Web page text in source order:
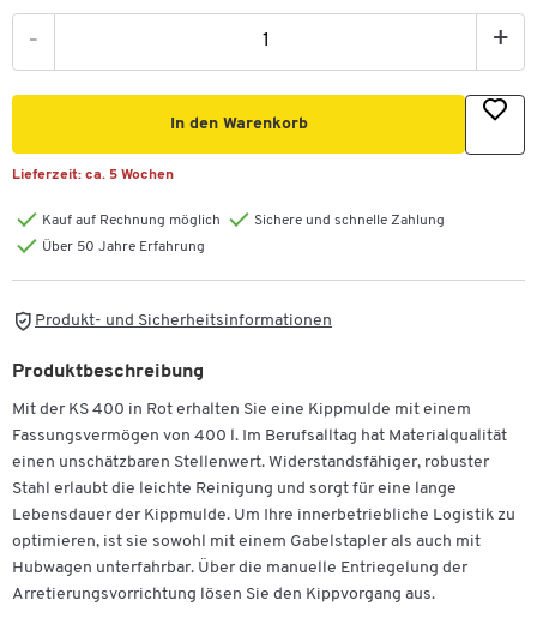
- +
In den Warenkorb
Lieferzeit: ca. 5 Wochen
Kauf auf Rechnung möglich
Sichere und schnelle Zahlung
Über 50 Jahre Erfahrung
Produkt- und Sicherheitsinformationen
Produktbeschreibung
Mit der KS 400 in Rot erhalten Sie eine Kippmulde mit einem
Fassungsvermögen von 400 l. Im Berufsalltag hat Materialqualität
einen unschätzbaren Stellenwert. Widerstandsfähiger, robuster
Stahl erlaubt die leichte Reinigung und sorgt für eine lange
Lebensdauer der Kippmulde. Um Ihre innerbetriebliche Logistik zu
optimieren, ist sie sowohl mit einem Gabelstapler als auch mit
Hubwagen unterfahrbar. Über die manuelle Entriegelung der
Arretierungsvorrichtung lösen Sie den Kippvorgang aus.